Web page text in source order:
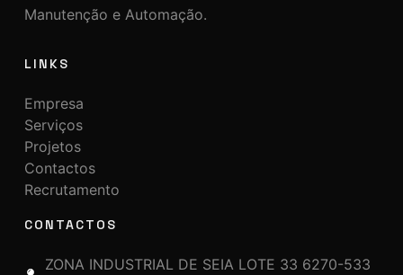
Manutenção e Automação.
LINKS
Empresa
Serviços
Projetos
Contactos
Recrutamento
CONTACTOS
ZONA INDUSTRIAL DE SEIA LOTE 33 6270-533